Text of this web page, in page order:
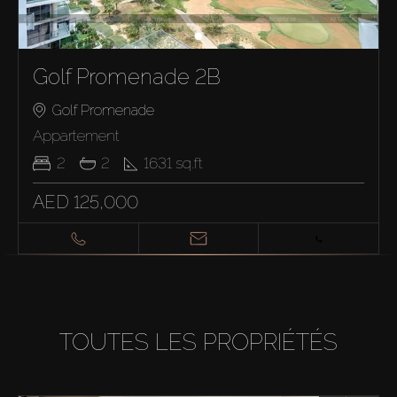
Golf Promenade 2B
Golf Promenade
Appartement
2
2 1631 sq.ft
AED 125,000
TOUTES LES PROPRIÉTÉS